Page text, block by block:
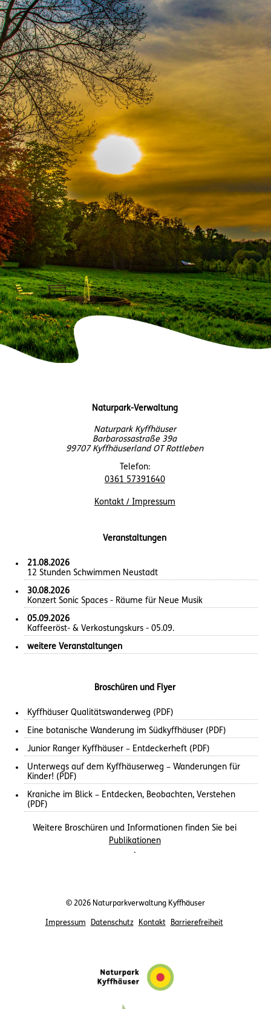
Naturpark-Verwaltung
Naturpark Kyffhäuser
Barbarossastraße 39a
99707 Kyffhäuserland OT Rottleben
Telefon:
0361 57391640
Kontakt / Impressum
Veranstaltungen
21.08.2026
12 Stunden Schwimmen Neustadt
30.08.2026
Konzert Sonic Spaces - Räume für Neue Musik
05.09.2026
Kaffeeröst- & Verkostungskurs - 05.09.
weitere Veranstaltungen
Broschüren und Flyer
Kyffhäuser Qualitätswanderweg (PDF)
Eine botanische Wanderung im Südkyffhäuser (PDF)
Junior Ranger Kyffhäuser – Entdeckerheft (PDF)
Unterwegs auf dem Kyffhäuserweg – Wanderungen für
Kinder! (PDF)
Kraniche im Blick – Entdecken, Beobachten, Verstehen
(PDF)
Weitere Broschüren und Informationen finden Sie bei
Publikationen
.
© 2026 Naturparkverwaltung Kyffhäuser
Impressum Datenschutz Kontakt Barrierefreiheit